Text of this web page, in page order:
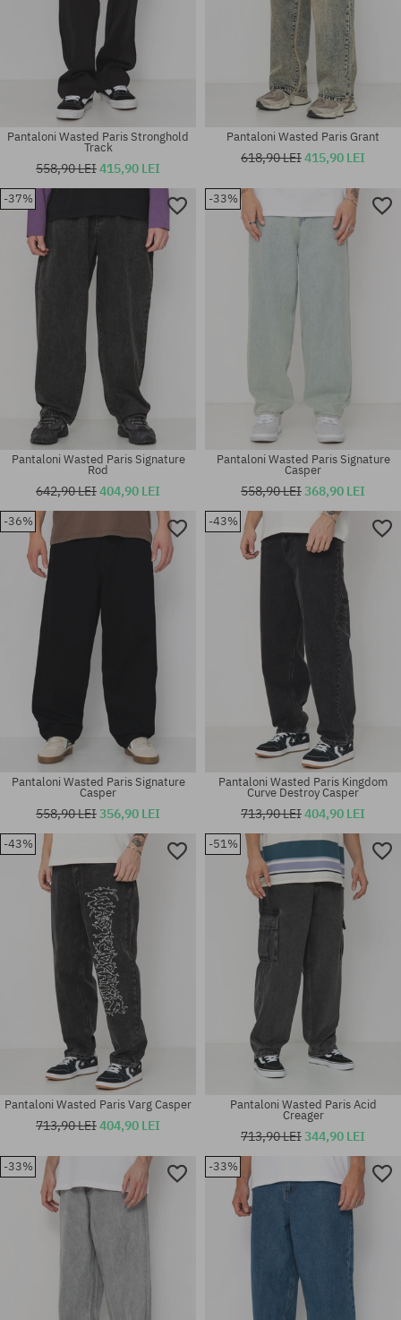
Mărimi existente:
30; 32; 34
Mărimi existente:
S; M; XL
Mărimi existente:
M; L; XL
Pantaloni Wasted Paris Stronghold
Track
558,90 LEI415,90 LEI
Mărimi existente:
30; 32; 34
Pantaloni Wasted Paris Grant
618,90 LEI415,90 LEI
-37%
Mărimi existente:
30; 32; 34
Pantaloni Wasted Paris Signature
Rod
642,90 LEI404,90 LEI
-33%
Mărimi existente:
30; 32; 34
Pantaloni Wasted Paris Signature
Casper
558,90 LEI368,90 LEI
-36%
Mărimi existente:
Pantaloni Wasted Paris Signature
Casper
558,90 LEI356,90 LEI
-43%
Mărimi existente:
28; 30; 32; 34; 36
Pantaloni Wasted Paris Kingdom
Curve Destroy Casper
713,90 LEI404,90 LEI
-43%
Pantaloni Wasted Paris Varg Casper
713,90 LEI404,90 LEI
-51%
Pantaloni Wasted Paris Acid
Creager
713,90 LEI344,90 LEI
-33% -33%